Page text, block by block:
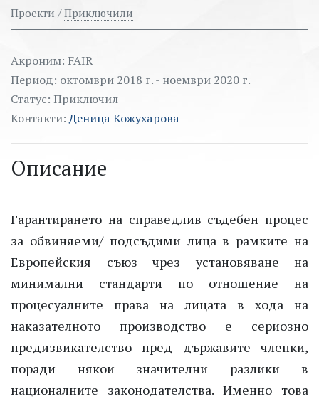
Проекти /Приключили
Акроним: FAIR
Период: октомври 2018 г. - ноември 2020 г.
Статус: Приключил
Контакти:Деница Кожухарова
Описание
Гарантирането на справедлив съдебен процес
за обвиняеми/ подсъдими лица в рамките на
Европейския съюз чрез установяване на
минимални стандарти по отношение на
процесуалните права на лицата в хода на
наказателното производство е сериозно
предизвикателство пред държавите членки,
поради някои значителни разлики в
националните законодателства. Именно това